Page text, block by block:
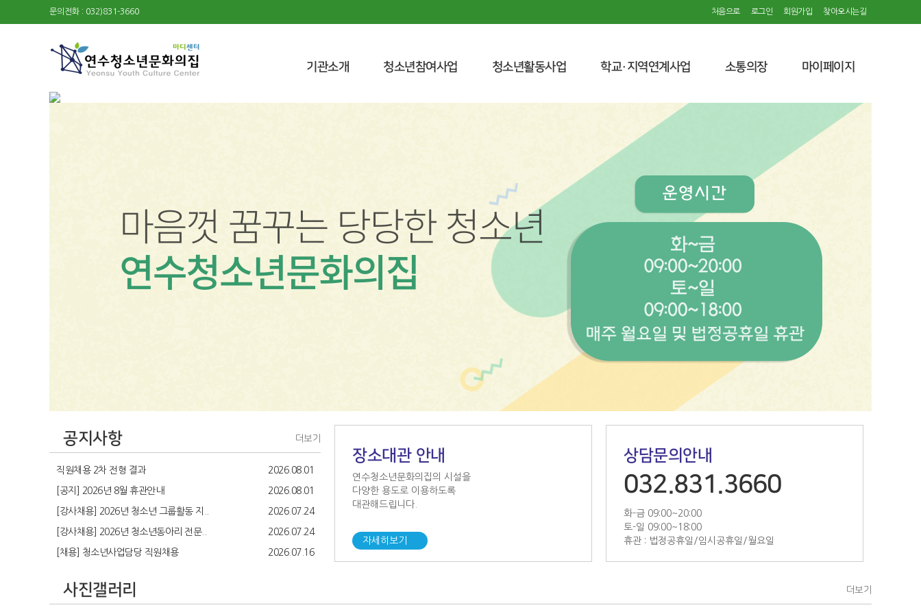
문의전화 : 032)831-3660 처음으로 로그인 회원가입 찾아오시는길
기관소개 청소년참여사업 청소년활동사업 학교·지역연계사업 소통의장 마이페이지
공지사항 더보기
직원채용 2차 전형 결과 2026.08.01
[공지] 2026년 8월 휴관안내 2026.08.01
[강사채용] 2026년 청소년 그룹활동 지.. 2026.07.24
[강사채용] 2026년 청소년동아리 전문.. 2026.07.24
[채용] 청소년사업담당 직원채용 2026.07.16
장소대관 안내
연수청소년문화의집의 시설을
다양한 용도로 이용하도록
대관해드립니다.
자세히보기
상담문의안내
032.831.3660
화-금 09:00~20:00
토-일 09:00~18:00
휴관 : 법정공휴일/임시공휴일/월요일
사진갤러리 더보기